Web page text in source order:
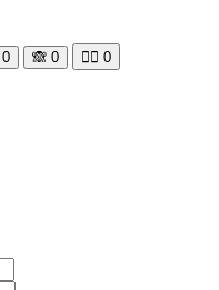
0 🙈 0 🧘‍♀️ 0